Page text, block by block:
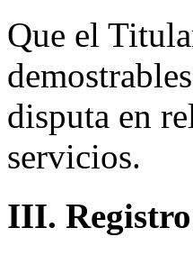
Que el
disputa en
servicios.
III. Registro